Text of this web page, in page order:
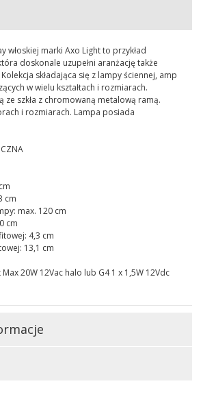
włoskiej marki Axo Light to przykład
doskonale uzupełni aranżację także
składająca się z lampy ściennej, amp
w wielu kształtach i rozmiarach.
ze szkła z chromowaną metalową ramą.
i rozmiarach. Lampa posiada
cm
max. 120 cm
cm
4,3 cm
13,1 cm
Max 20W 12Vac halo lub G4 1 x 1,5W 12Vdc